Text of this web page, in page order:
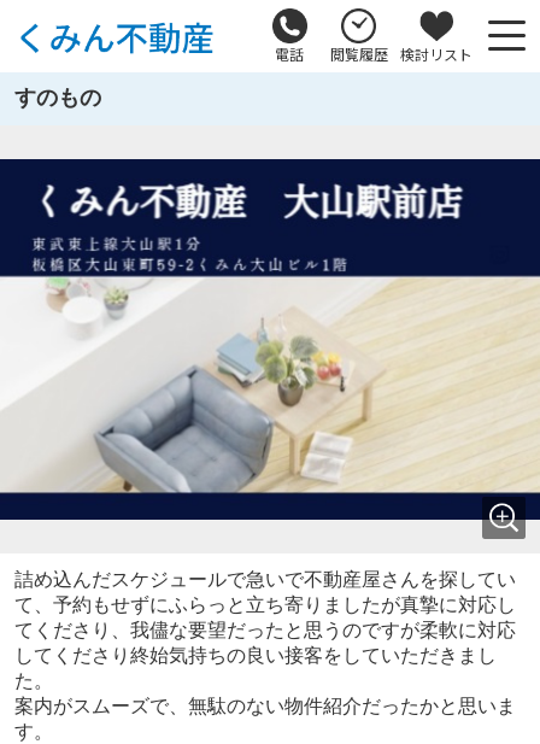
電話 閲覧履歴 検討リスト
すのもの
詰め込んだスケジュールで急いで不動産屋さんを探してい
て、予約もせずにふらっと立ち寄りましたが真摯に対応し
てくださり、我儘な要望だったと思うのですが柔軟に対応
してくださり終始気持ちの良い接客をしていただきまし
た。
案内がスムーズで、無駄のない物件紹介だったかと思いま
す。